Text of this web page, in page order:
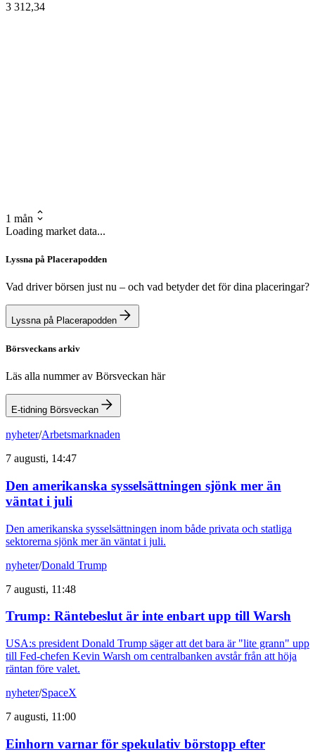
3 312,34
1 mån
Loading market data...
Lyssna på Placerapodden
Vad driver börsen just nu – och vad betyder det för dina placeringar?
Lyssna på Placerapodden
Börsveckans arkiv
Läs alla nummer av Börsveckan här
E-tidning Börsveckan
nyheter/Arbetsmarknaden
7 augusti, 14:47
Den amerikanska sysselsättningen sjönk mer än
väntat i juli
Den amerikanska sysselsättningen inom både privata och statliga
sektorerna sjönk mer än väntat i juli.
nyheter/Donald Trump
7 augusti, 11:48
Trump: Räntebeslut är inte enbart upp till Warsh
USA:s president Donald Trump säger att det bara är "lite grann" upp
till Fed-chefen Kevin Warsh om centralbanken avstår från att höja
räntan före valet.
nyheter/SpaceX
7 augusti, 11:00
Einhorn varnar för spekulativ börstopp efter